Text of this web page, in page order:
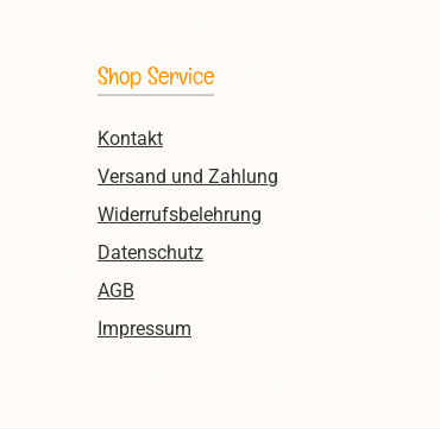
Shop Service
Kontakt
Versand und Zahlung
Widerrufsbelehrung
Datenschutz
AGB
Impressum